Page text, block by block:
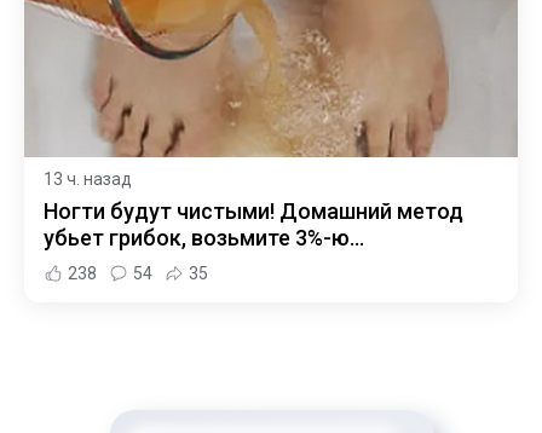
13 ч. назад
Ногти будут чистыми! Домашний метод
убьет грибок, возьмите 3%-ю…
238 54 35